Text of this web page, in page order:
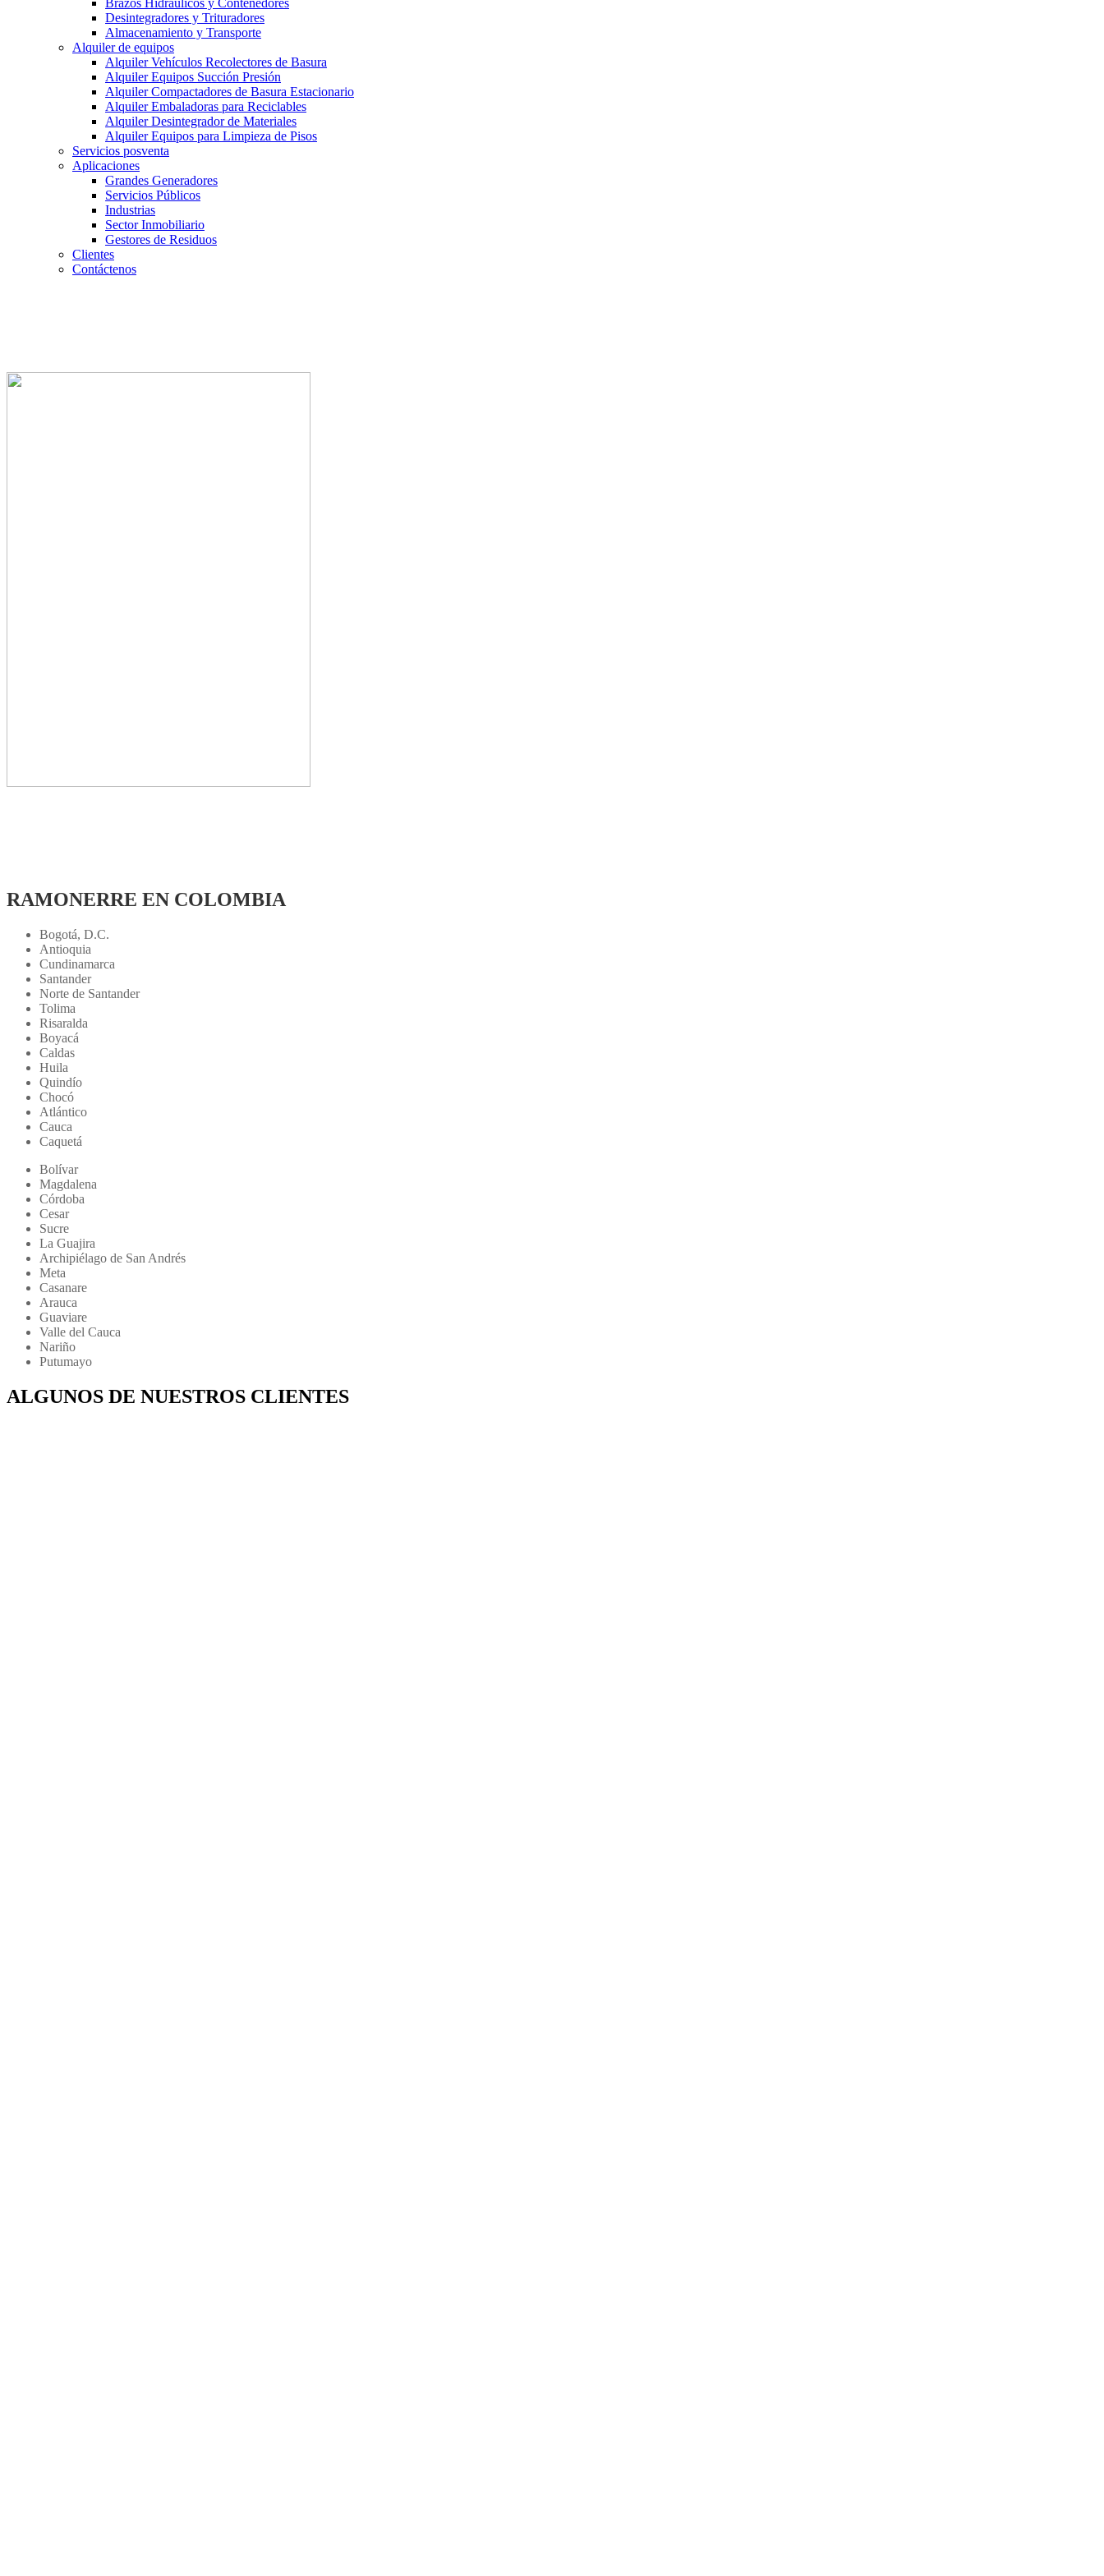
Brazos Hidráulicos y Contenedores
Desintegradores y Trituradores
Almacenamiento y Transporte
Alquiler de equipos
Alquiler Vehículos Recolectores de Basura
Alquiler Equipos Succión Presión
Alquiler Compactadores de Basura Estacionario
Alquiler Embaladoras para Reciclables
Alquiler Desintegrador de Materiales
Alquiler Equipos para Limpieza de Pisos
Servicios posventa
Aplicaciones
Grandes Generadores
Servicios Públicos
Industrias
Sector Inmobiliario
Gestores de Residuos
Clientes
Contáctenos
RAMONERRE EN COLOMBIA
Bogotá, D.C.
Antioquia
Cundinamarca
Santander
Norte de Santander
Tolima
Risaralda
Boyacá
Caldas
Huila
Quindío
Chocó
Atlántico
Cauca
Caquetá
Bolívar
Magdalena
Córdoba
Cesar
Sucre
La Guajira
Archipiélago de San Andrés
Meta
Casanare
Arauca
Guaviare
Valle del Cauca
Nariño
Putumayo
ALGUNOS DE NUESTROS CLIENTES